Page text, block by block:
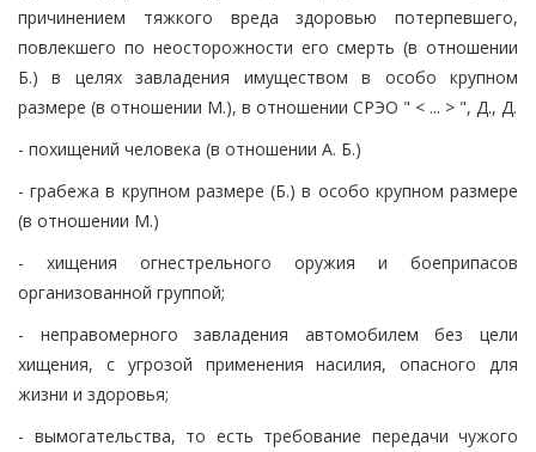
причинением тяжкого вреда здоровью потерпевшего,
повлекшего по неосторожности его смерть (в отношении
Б.) в целях завладения имуществом в особо крупном
размере (в отношении М.), в отношении СРЭО " < ... > ", Д., Д.
- похищений человека (в отношении А. Б.)
- грабежа в крупном размере (Б.) в особо крупном размере
(в отношении М.)
- хищения огнестрельного оружия и боеприпасов
организованной группой;
- неправомерного завладения автомобилем без цели
хищения, с угрозой применения насилия, опасного для
жизни и здоровья;
- вымогательства, то есть требование передачи чужого